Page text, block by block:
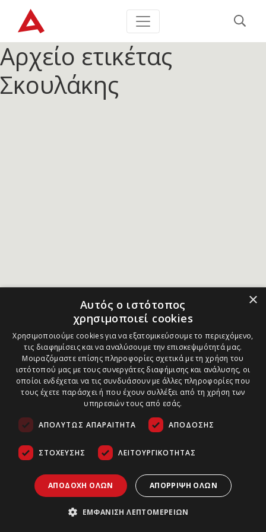
Αρχείο ετικέτας
Σκουλάκης
×
Αυτός ο ιστότοπος
χρησιμοποιεί cookies
Χρησιμοποιούμε cookies για να εξατομικεύσουμε το περιεχόμενο,
τις διαφημίσεις και να αναλύσουμε την επισκεψιμότητά μας.
Μοιραζόμαστε επίσης πληροφορίες σχετικά με τη χρήση του
ιστότοπού μας με τους συνεργάτες διαφήμισης και ανάλυσης, οι
οποίοι ενδέχεται να τις συνδυάσουν με άλλες πληροφορίες που
τους έχετε παράσχει ή που έχουν συλλέξει από τη χρήση των
υπηρεσιών τους από εσάς.
ΑΠΟΛΎΤΩΣ ΑΠΑΡΑΊΤΗΤΑ ΑΠΌΔΟΣΗΣ
ΣΤΌΧΕΥΣΗΣ ΛΕΙΤΟΥΡΓΙΚΌΤΗΤΑΣ
ΑΠΟΔΟΧΉ ΌΛΩΝ ΑΠΌΡΡΙΨΗ ΌΛΩΝ
ΕΜΦΆΝΙΣΗ ΛΕΠΤΟΜΕΡΕΙΏΝ